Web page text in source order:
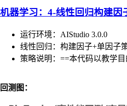
机器学习：4-线性回归构建因
运行环境：AIStudio 3.0.0
线性回归：构建因子+单因子
策略说明：==本代码以教学
回测图：